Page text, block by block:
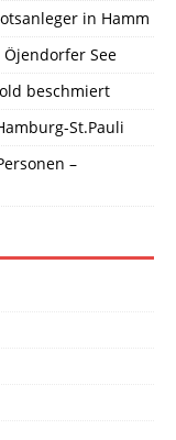
in Hamm
See
beschmiert
St.Pauli
–